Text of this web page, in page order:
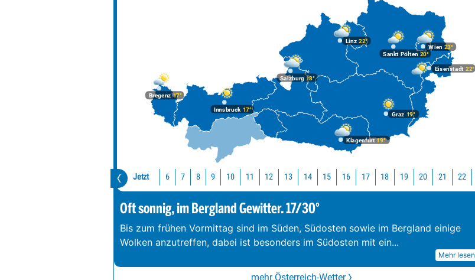
Bregenz17°
Graz 19°
Innsbruck17°
Klagenfurt19°
Linz 22°
Salzburg18°
Wien 23°
Eisenstadt 22°
Sankt Pölten 20°
Jetzt 6 7 8 9 10 11 12 13 14 15 16 17 18 19 20 21 22
Oft sonnig, im Bergland Gewitter. 17/30°
Bis zum frühen Vormittag sind im Süden, Südosten sowie im Bergland einige
Wolken anzutreffen, dabei ist besonders im Südosten mit ein...
Mehr lesen
mehr Österreich-Wetter